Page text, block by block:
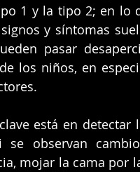
1 y la tipo 2; en lo
y síntomas
pasar
los niños, en
está en
se observan
mojar la cama por